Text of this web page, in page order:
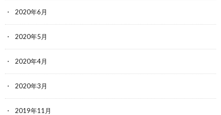
2020年6月
2020年5月
2020年4月
2020年3月
2019年11月